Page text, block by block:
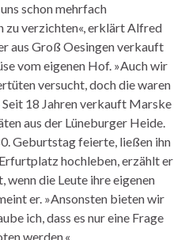
schon mehrfach
verzichten«, erklärt Alfred
aus Groß Oesingen verkauft
vom eigenen Hof. »Auch wir
versucht, doch die waren
Seit 18 Jahren verkauft Marske
aus der Lüneburger Heide.
Geburtstag feierte, ließen ihn
hochleben, erzählt er
wenn die Leute ihre eigenen
er. »Ansonsten bieten wir
ich, dass es nur eine Frage
werden.«